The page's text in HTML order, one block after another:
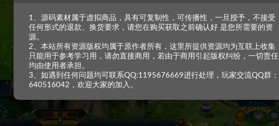
1、源码素材属于虚拟商品，具有可复制性，可传播性，一旦授予，不接受
任何形式的退款、换货要求，请您在购买获取之前确认好 是您所需要的资
源。
2、本站所有资源版权均属于原作者所有，这里所提供资源均为互联上收集
只能用于参考学习用，请勿直接商用，若由于商用引起版权纠纷，一切责任
均由使用者承担。
3、如遇到任何问题均可联系QQ:1195676669进行处理，玩家交流QQ群：
640516042，欢迎大家的加入。